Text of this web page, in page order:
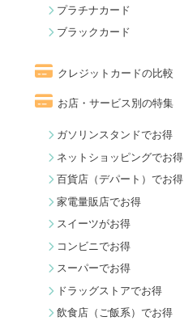
プラチナカード
ブラックカード
クレジットカードの比較
お店・サービス別の特集
ガソリンスタンドでお得
ネットショッピングでお得
百貨店（デパート）でお得
家電量販店でお得
スイーツがお得
コンビニでお得
スーパーでお得
ドラッグストアでお得
飲食店（ご飯系）でお得